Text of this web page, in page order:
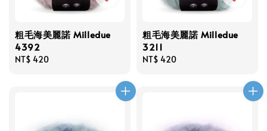
粗毛海美麗諾 Milledue
4392
Regular
NT$ 420
粗毛海美麗諾 Milledue
3211
Regular
NT$ 420